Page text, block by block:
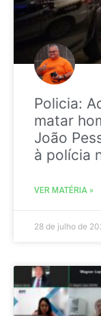
Policia:
matar
João
à polícia
VER MATÉRIA »
28 de julho de